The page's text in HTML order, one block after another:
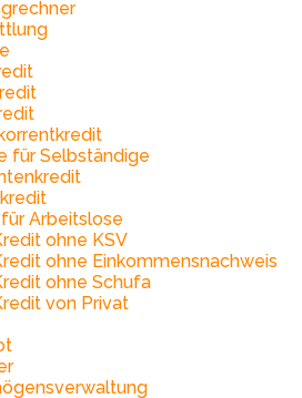
für Selbständige
Arbeitslose
ohne KSV
ohne Einkommensnachweis
ohne Schufa
von Privat